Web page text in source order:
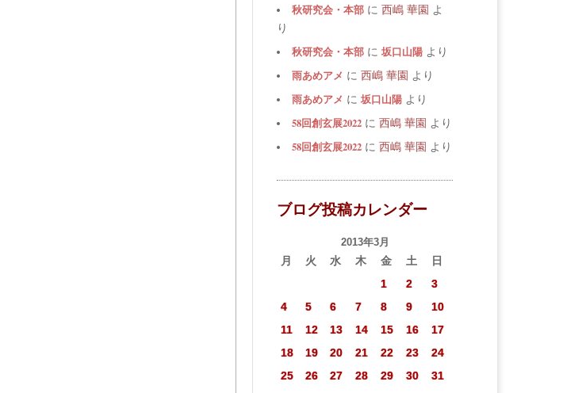
秋研究会・本部 に 西嶋 華園 よ
り
秋研究会・本部 に 坂口山陽 より
雨あめアメ に 西嶋 華園 より
雨あめアメ に 坂口山陽 より
58回創玄展2022 に 西嶋 華園 より
58回創玄展2022 に 西嶋 華園 より
ブログ投稿カレンダー
2013年3月
月 火 水 木 金 土
日
1
2
3
4
5 6 7 8 9
10
11
12 13 14 15 16
17
18
19 20 21 22 23
24
25
26 27 28 29 30 31